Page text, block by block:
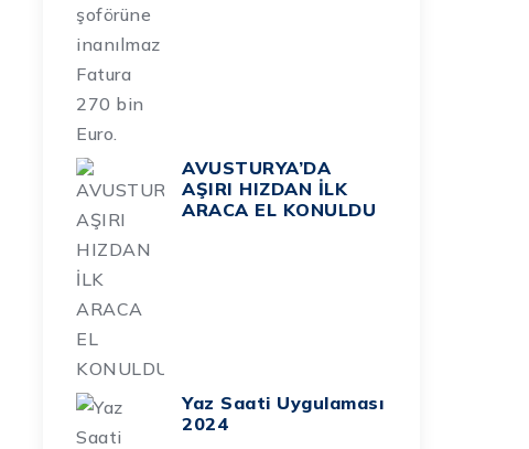
AVUSTURYA’DA
AŞIRI HIZDAN İLK
ARACA EL KONULDU
Yaz Saati Uygulaması
2024